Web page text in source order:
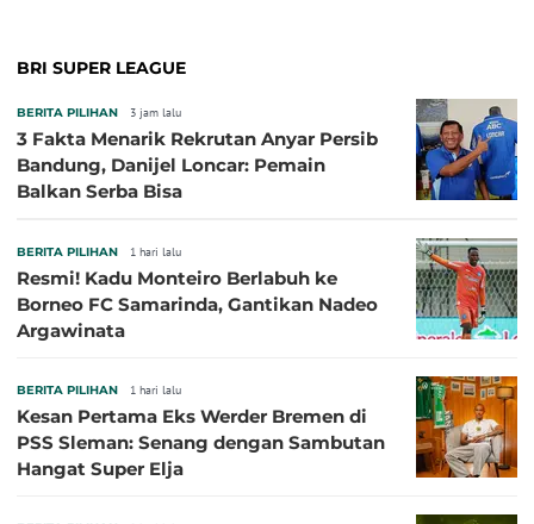
BRI SUPER LEAGUE
BERITA PILIHAN 3 jam lalu
3 Fakta Menarik Rekrutan Anyar Persib
Bandung, Danijel Loncar: Pemain
Balkan Serba Bisa
BERITA PILIHAN 1 hari lalu
Resmi! Kadu Monteiro Berlabuh ke
Borneo FC Samarinda, Gantikan Nadeo
Argawinata
BERITA PILIHAN 1 hari lalu
Kesan Pertama Eks Werder Bremen di
PSS Sleman: Senang dengan Sambutan
Hangat Super Elja